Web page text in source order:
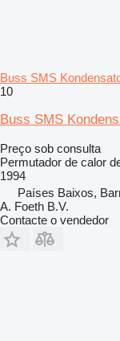
Buss SMS
10
Buss SMS
Preço sob consulta
Permutador de calor
1994
Países Baixos,
A. Foeth B.V.
Contacte o vendedor